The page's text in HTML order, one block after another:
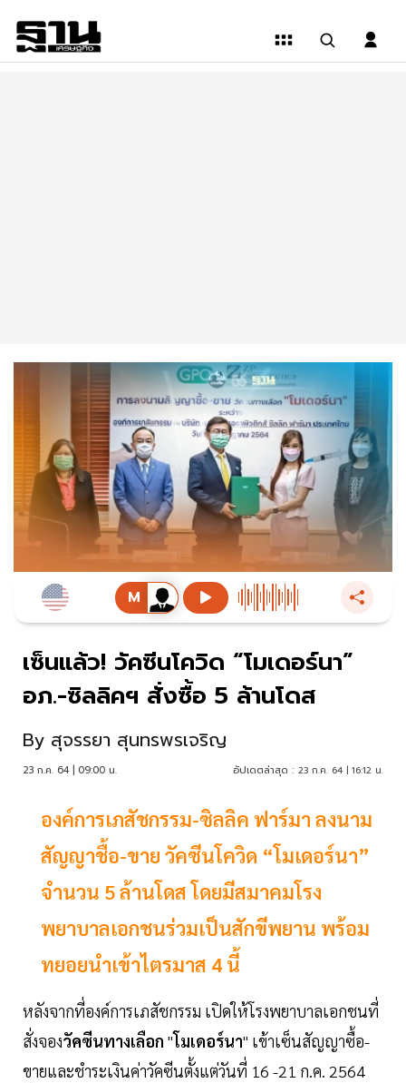
เซ็นแล้ว! วัคซีนโควิด “โมเดอร์นา”
อภ.-ซิลลิคฯ สั่งซื้อ 5 ล้านโดส
By สุจรรยา สุนทรพรเจริญ
23 ก.ค. 64 | 09:00 น. อัปเดตล่าสุด : 23 ก.ค. 64 | 16:12 น.
องค์การเภสัชกรรม-ซิลลิค ฟาร์มา ลงนาม
สัญญาชื้อ-ขาย วัคซีนโควิด “โมเดอร์นา”
จำนวน 5 ล้านโดส โดยมีสมาคมโรง
พยาบาลเอกชนร่วมเป็นสักขีพยาน พร้อม
ทยอยนำเข้าไตรมาส 4 นี้
หลังจากที่องค์การเภสัชกรรม เปิดให้โรงพยาบาลเอกชนที่
สั่งจองวัคซีนทางเลือก "โมเดอร์นา" เข้าเซ็นสัญญาซื้อ-
ขายและชำระเงินค่าวัคซีนตั้งแต่วันที่ 16 -21 ก.ค. 2564